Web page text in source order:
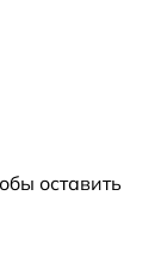
оставить